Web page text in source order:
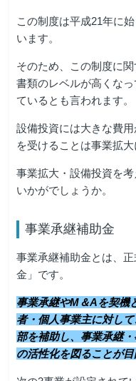
この制度は平成21年に
います。
そのため、この制度に
書類のレベルが高くな
ているとも言われます。
設備投資には大きな費
を受けることは事業拡
事業拡大・設備投資を
いかがでしょうか。
事業承継補助金
事業承継補助金とは、
金」です。
事業承継やM＆Aを契機
者・個人事業主に対し
部を補助し、事業承継
の活性化を図ることが目